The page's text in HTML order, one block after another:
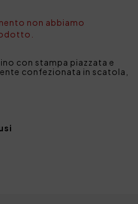
non abbiamo
con stampa piazzata e
confezionata in scatola,